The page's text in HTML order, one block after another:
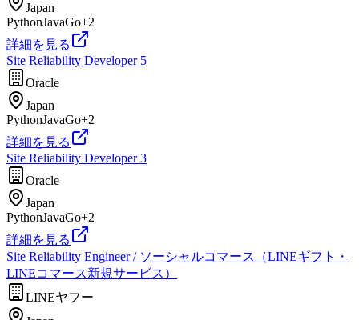
Japan
PythonJavaGo+2
詳細を見る
Site Reliability Developer 5
Oracle
Japan
PythonJavaGo+2
詳細を見る
Site Reliability Developer 3
Oracle
Japan
PythonJavaGo+2
詳細を見る
Site Reliability Engineer / ソーシャルコマース（LINEギフト・
LINEコマース新規サービス）
LINEヤフー